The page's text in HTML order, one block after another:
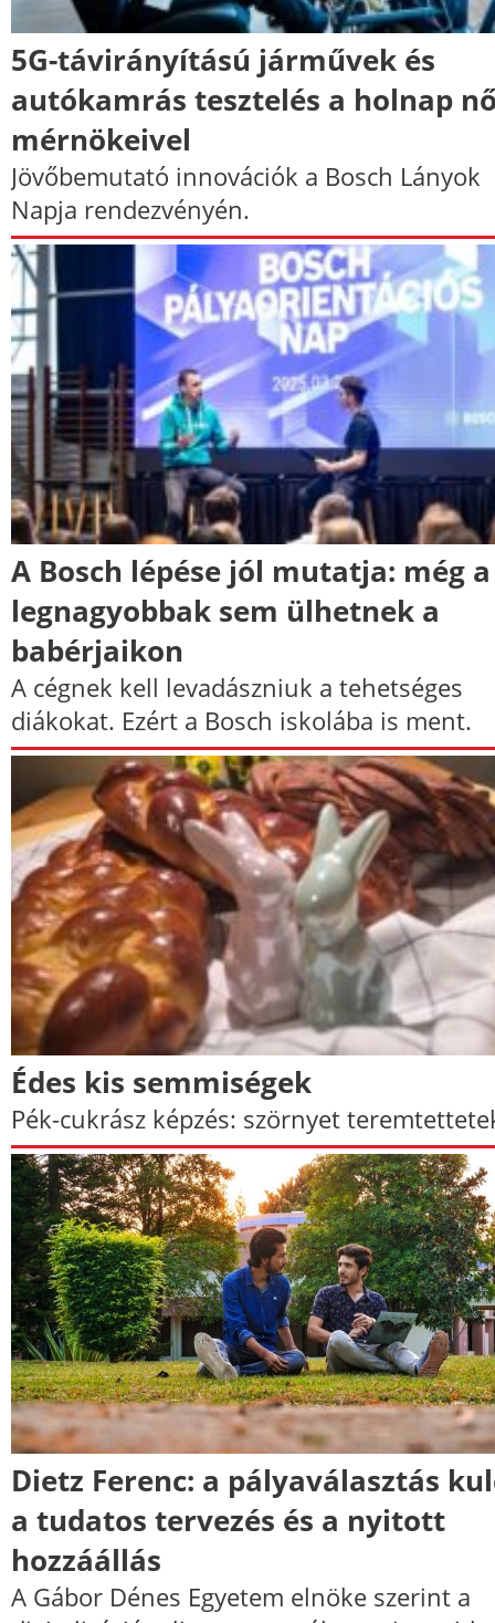
5G-távirányítású járművek és
autókamrás tesztelés a holnap
mérnökeivel
Jövőbemutató innovációk a Bosch Lányok
Napja rendezvényén.
A Bosch lépése jól mutatja: még a
legnagyobbak sem ülhetnek a
babérjaikon
A cégnek kell levadászniuk a tehetséges
diákokat. Ezért a Bosch iskolába is ment.
Édes kis semmiségek
Pék-cukrász képzés: szörnyet
Dietz Ferenc: a pályaválasztás
a tudatos tervezés és a nyitott
hozzáállás
A Gábor Dénes Egyetem elnöke szerint a